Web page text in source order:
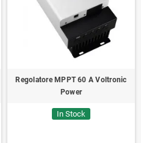
Regolatore MPPT 60 A Voltronic
Power
In Stock